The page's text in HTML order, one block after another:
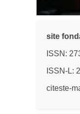
site
ISSN:
ISSN-L:
citeste-